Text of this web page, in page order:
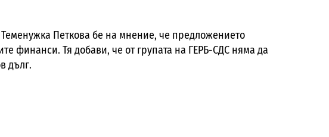
Петкова бе на мнение, че предложението
финанси. Тя добави, че от групата на ГЕРБ-СДС няма да
дълг.